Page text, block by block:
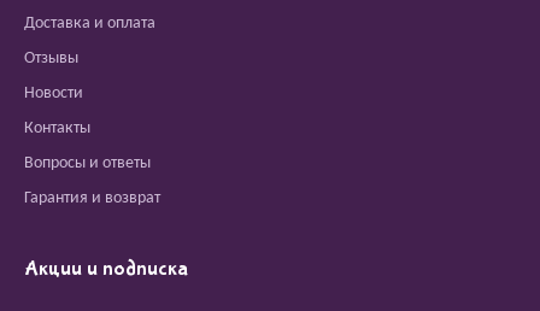
Доставка и оплата
Отзывы
Новости
Контакты
Вопросы и ответы
Гарантия и возврат
Акции и подписка